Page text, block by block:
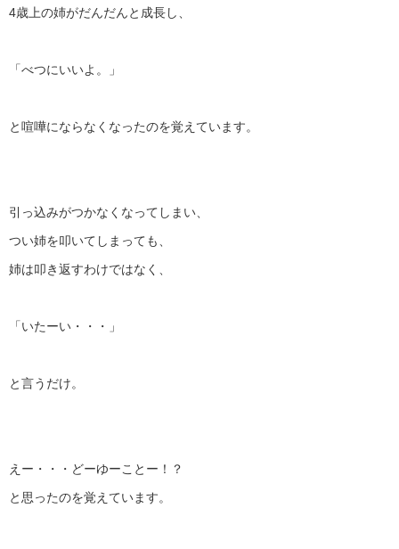
4歳上の姉がだんだんと成長し、
「べつにいいよ。」
と喧嘩にならなくなったのを覚えています。
引っ込みがつかなくなってしまい、
つい姉を叩いてしまっても、
姉は叩き返すわけではなく、
「いたーい・・・」
と言うだけ。
えー・・・どーゆーことー！？
と思ったのを覚えています。